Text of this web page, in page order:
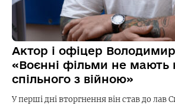
Актор і офіцер
«Воєнні фільми не мають
спільного з війною»
У перші дні вторгнення він став до лав